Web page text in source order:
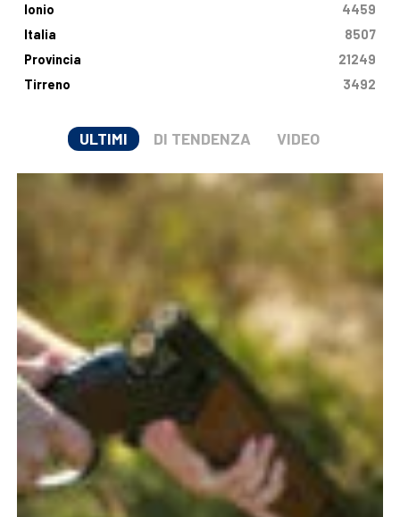
Ionio
4459
Italia
8507
Provincia
21249
Tirreno
3492
ULTIMI DI TENDENZA VIDEO